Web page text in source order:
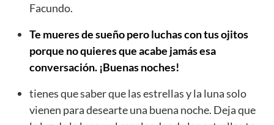
Facundo.
Te mueres de sueño pero luchas con tus ojitos
porque no quieres que acabe jamás esa
conversación. ¡Buenas noches!
tienes que saber que las estrellas y la luna solo
vienen para desearte una buena noche. Deja que